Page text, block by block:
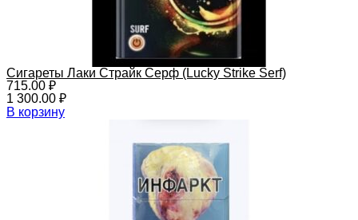
Сигареты Лаки Страйк Серф (Lucky Strike Serf)
715.00 ₽
1 300.00 ₽
В корзину